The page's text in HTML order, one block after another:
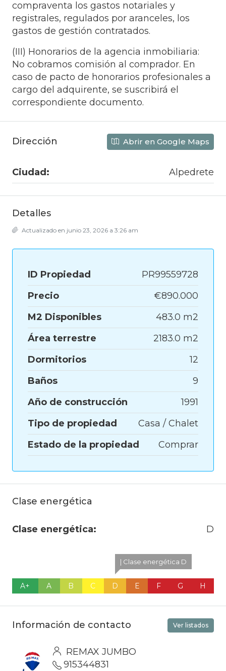
compraventa los gastos notariales y
registrales, regulados por aranceles, los
gastos de gestión contratados.
(III) Honorarios de la agencia inmobiliaria:
No cobramos comisión al comprador. En
caso de pacto de honorarios profesionales a
cargo del adquirente, se suscribirá el
correspondiente documento.
Dirección Abrir en Google Maps
Ciudad: Alpedrete
Detalles
Actualizado en junio 23, 2026 a 3:26 am
ID Propiedad
PR99559728
Precio
€890.000
M2 Disponibles
483.0 m2
Área terrestre
2183.0 m2
Dormitorios
12
Baños
9
Año de construcción
1991
Tipo de propiedad
Casa / Chalet
Estado de la propiedad
Comprar
Clase energética
Clase energética: D
A+ A B C
| Clase energética D
D E F G H
Información de contacto Ver listados
REMAX JUMBO
915344831